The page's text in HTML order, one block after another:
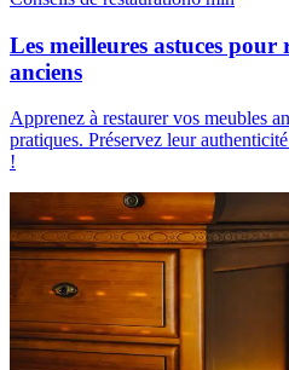
Les meilleures astuces pour
anciens
Apprenez à restaurer vos meubles
pratiques. Préservez leur
!